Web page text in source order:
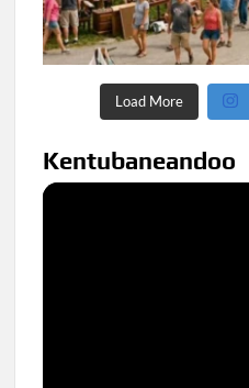
Load More
Kentubaneandoo